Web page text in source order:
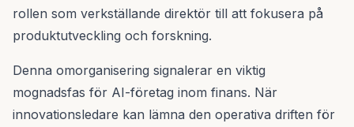
rollen som verkställande direktör till att fokusera på
produktutveckling och forskning.
Denna omorganisering signalerar en viktig
mognadsfas för AI-företag inom finans. När
innovationsledare kan lämna den operativa driften för